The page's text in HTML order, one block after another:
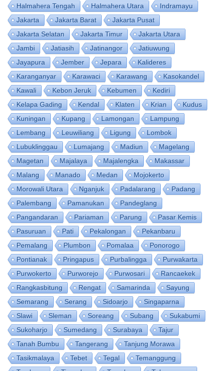
Halmahera Tengah
Halmahera Utara
Indramayu
Jakarta
Jakarta Barat
Jakarta Pusat
Jakarta Selatan
Jakarta Timur
Jakarta Utara
Jambi
Jatiasih Jatinangor
Jatiuwung
Jayapura
Jember Jepara
Kalideres
Karanganyar
Karawaci Karawang
Kasokandel
Kawali
Kebon Jeruk Kebumen
Kediri
Kelapa Gading
Kendal Klaten Krian
Kudus
Kuningan
Kupang Lamongan
Lampung
Lembang
Leuwiliang Ligung
Lombok
Lubuklinggau
Lumajang Madiun
Magelang
Magetan
Majalaya Majalengka
Makassar
Malang
Manado Medan
Mojokerto
Morowali Utara
Nganjuk Padalarang
Padang
Palembang
Pamanukan
Pandeglang
Pangandaran
Pariaman Parung
Pasar Kemis
Pasuruan
Pati Pekalongan
Pekanbaru
Pemalang
Plumbon Pomalaa
Ponorogo
Pontianak
Pringapus Purbalingga
Purwakarta
Purwokerto
Purworejo Purwosari
Rancaekek
Rangkasbitung
Rengat Samarinda
Sayung
Semarang
Serang Sidoarjo
Singaparna
Slawi
Sleman Soreang Subang
Sukabumi
Sukoharjo
Sumedang Surabaya
Tajur
Tanah Bumbu
Tangerang
Tanjung Morawa
Tasikmalaya
Tebet Tegal
Temanggung